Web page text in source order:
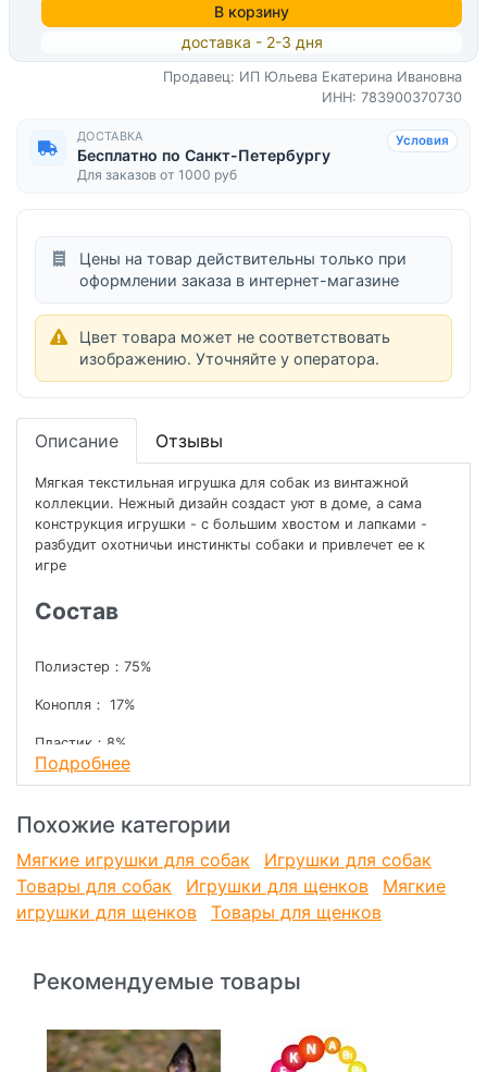
В корзину
доставка - 2-3 дня
Продавец: ИП Юльева Екатерина Ивановна
ИНН: 783900370730
ДОСТАВКА
Бесплатно по Санкт-Петербургу
Для заказов от 1000 руб
Условия
Цены на товар действительны только при
оформлении заказа в интернет-магазине
Цвет товара может не соответствовать
изображению. Уточняйте у оператора.
Описание Отзывы
Мягкая текстильная игрушка для собак из винтажной
коллекции. Нежный дизайн создаст уют в доме, а сама
конструкция игрушки - с большим хвостом и лапками -
разбудит охотничьи инстинкты собаки и привлечет ее к
игре
Состав
Полиэстер：75%
Конопля： 17%
Пластик：8%
Подробнее
Похожие категории
Мягкие игрушки для собак
Игрушки для собак
Товары для собак
Игрушки для щенков
Мягкие
игрушки для щенков
Товары для щенков
Рекомендуемые товары